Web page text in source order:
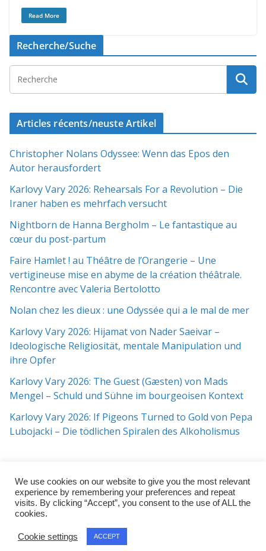
Read More
Recherche/Suche
Articles récents/neuste Artikel
Christopher Nolans Odyssee: Wenn das Epos den
Autor herausfordert
Karlovy Vary 2026: Rehearsals For a Revolution – Die
Iraner haben es mehrfach versucht
Nightborn de Hanna Bergholm – Le fantastique au
cœur du post-partum
Faire Hamlet ! au Théâtre de l’Orangerie – Une
vertigineuse mise en abyme de la création théâtrale.
Rencontre avec Valeria Bertolotto
Nolan chez les dieux : une Odyssée qui a le mal de mer
Karlovy Vary 2026: Hijamat von Nader Saeivar​​ –
Ideologische Religiosität, mentale Manipulation und
ihre Opfer
Karlovy Vary 2026: The Guest (Gæsten) von Mads
Mengel – Schuld und Sühne im bourgeoisen Kontext
Karlovy Vary 2026: If Pigeons Turned to Gold von Pepa
Lubojacki – Die tödlichen Spiralen des Alkoholismus
Copyright © 2026j:mag
Theme:ColorMag Proby ThemeGrill. Powered by
We use cookies on our website to give you the most relevant
experience by remembering your preferences and repeat
visits. By clicking “Accept”, you consent to the use of ALL the
cookies.
Cookie settings ACCEPT